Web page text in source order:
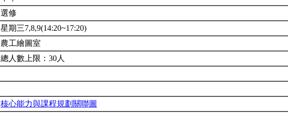
選修
星期三7,8,9(14:20~17:20)
農工繪圖室
總人數上限：30人
核心能力與課程規劃關聯圖